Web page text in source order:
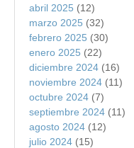
abril 2025 (12)
marzo 2025 (32)
febrero 2025 (30)
enero 2025 (22)
diciembre 2024 (16)
noviembre 2024 (11)
octubre 2024 (7)
septiembre 2024 (11)
agosto 2024 (12)
julio 2024 (15)